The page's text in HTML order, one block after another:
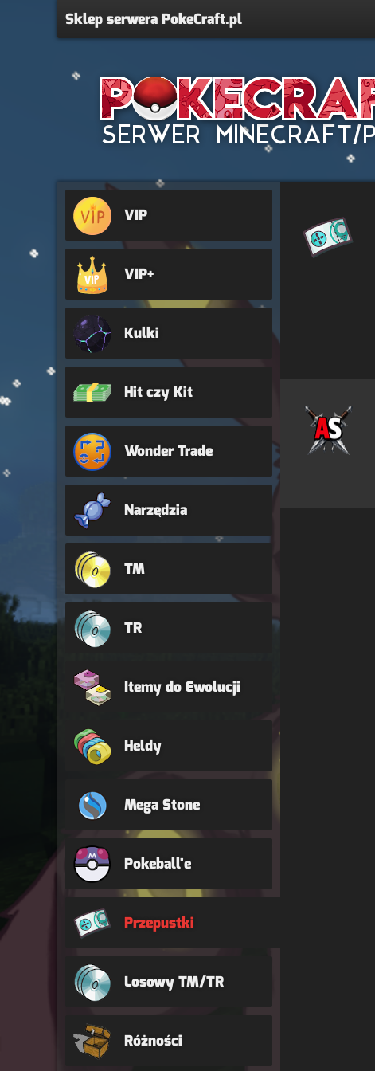
Sklep serwera PokeCraft.pl
VIP
VIP+
Kulki
Hit czy Kit
Wonder Trade
Narzędzia
TM
TR
Itemy do Ewolucji
Heldy
Mega Stone
Pokeball'e
Przepustki
Losowy TM/TR
Różności